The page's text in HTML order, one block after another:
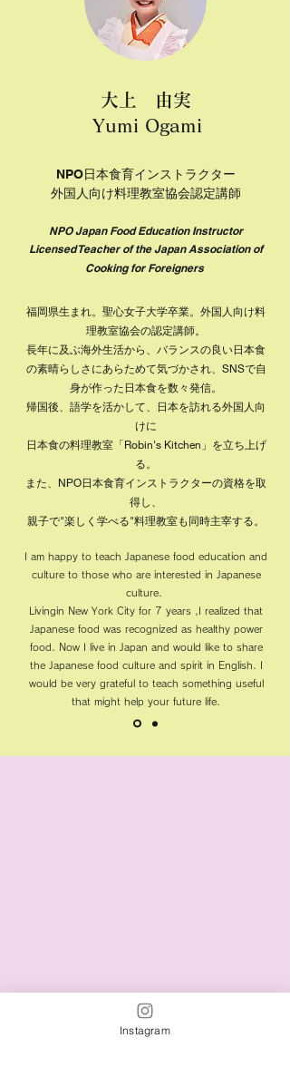
大上 由実
Yumi Ogami​
NPO日本食育インストラクター
外国人向け料理教室協会認定講師
NPO Japan Food Education Instructor​
Licensed Teacher of the Japan Association of
Cooking for Foreigners
福岡県生まれ。聖心女子大学卒業。外国人向け料
理教室協会の認定講師。
長年に及ぶ海外生活から、 バランスの良い日本食
の素晴らしさにあらためて気づかされ、SNSで自
身が作った日本食を数々発信。
帰国後、語学を活かして、日本を訪れる外国人向
けに
日本食の料理教室「Robin's Kitchen」を立ち上げ
る。
また、NPO日本食育インストラクターの資格を取
得し、
親子で"楽しく学べる"料理教室も同時主宰する。
I am happy to teach Japanese food education and
culture to those who are interested in Japanese
culture.
Livingin New York City for 7 years ,I realized that
Japanese food was recognized as healthy power
food. Now I live in Japan and would like to share
the Japanese food culture and spirit in English. I
would be very grateful to teach something useful
that might help your future life.
Instagram